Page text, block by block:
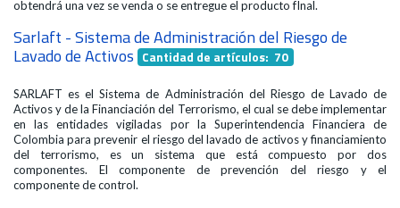
obtendrá una vez se venda o se entregue el producto fInal.
Sarlaft - Sistema de Administración del Riesgo de
Lavado de Activos Cantidad de artículos: 70
SARLAFT es el Sistema de Administración del Riesgo de Lavado de
Activos y de la Financiación del Terrorismo, el cual se debe implementar
en las entidades vigiladas por la Superintendencia Financiera de
Colombia para prevenir el riesgo del lavado de activos y financiamiento
del terrorismo, es un sistema que está compuesto por dos
componentes. El componente de prevención del riesgo y el
componente de control.